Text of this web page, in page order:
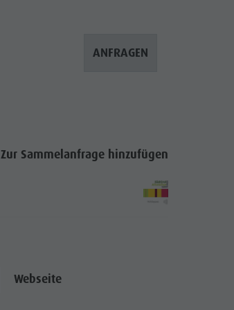
© Bachlerhof
ANFRAGEN
Zur Sammelanfrage hinzufügen
Webseite